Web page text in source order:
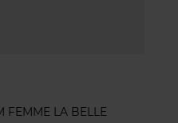
FEMME LA BELLE